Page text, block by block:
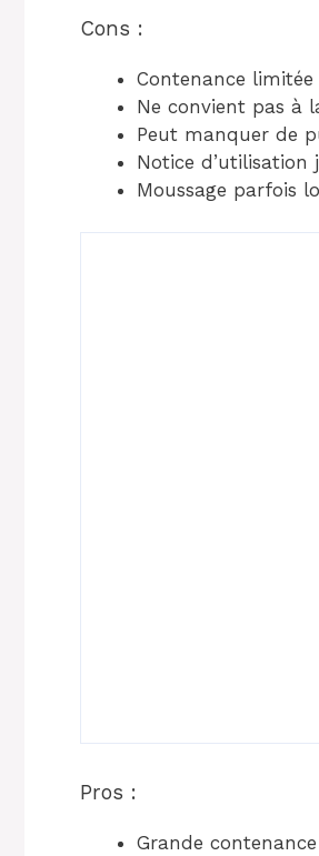
Cons :
Contenance
Ne convient pas à
Peut manquer de
Notice d’utilisation
Moussage parfois
Pros :
Grande